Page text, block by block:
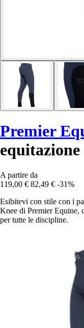
Premier
A partire da
119,00 € 82,49 € -31%
Esibitevi con stile con i
Knee di Premier Equine,
per tutte le discipline.